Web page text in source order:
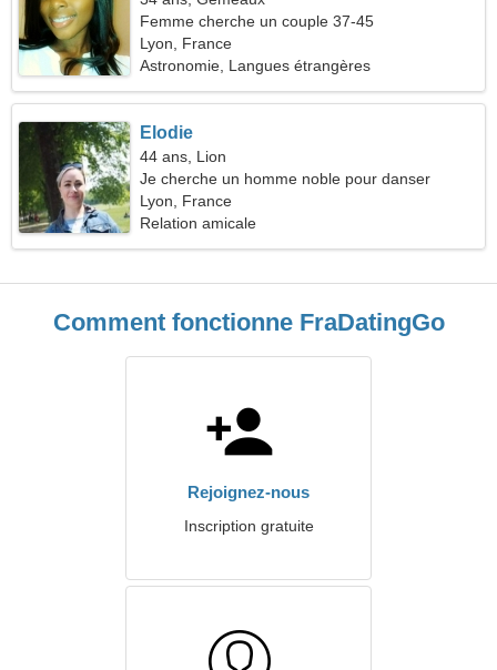
Femme cherche un couple 37-45
Lyon, France
Astronomie, Langues étrangères
Elodie
44 ans, Lion
Je cherche un homme noble pour danser
Lyon, France
Relation amicale
Comment fonctionne FraDatingGo
Rejoignez-nous
Inscription gratuite